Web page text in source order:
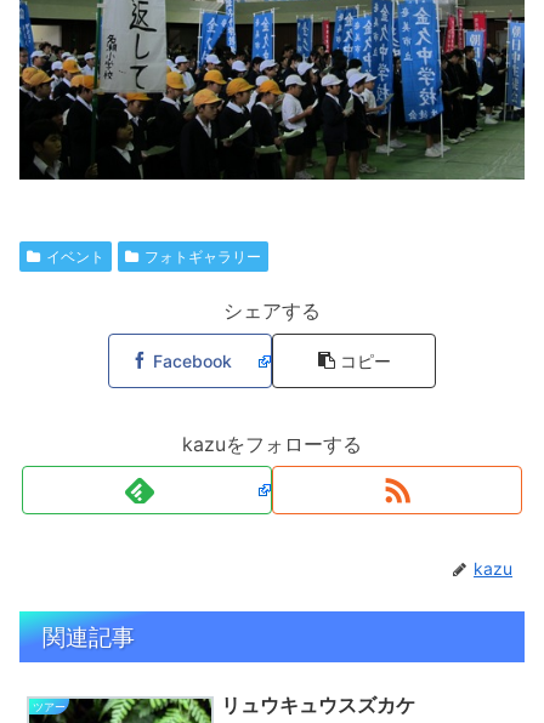
イベント フォトギャラリー
シェアする
Facebook コピー
kazuをフォローする
kazu
関連記事
ツアー リュウキュウスズカケ